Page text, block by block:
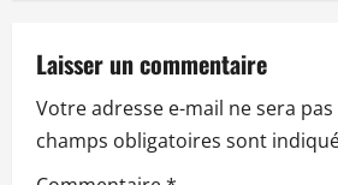
t
i
o
Laisser un commentaire
Votre adresse e-mail ne sera
champs obligatoires sont